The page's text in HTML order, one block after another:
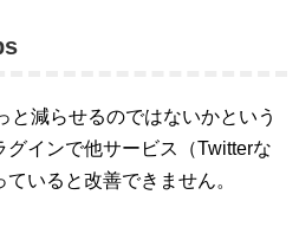
と減らせるのではないかという
インで他サービス（Twitterな
いると改善できません。